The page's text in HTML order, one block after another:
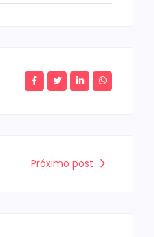
Próximo post